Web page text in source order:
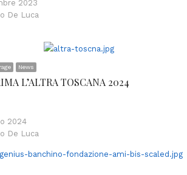
2023
De Luca
News
L’ALTRA TOSCANA 2024
2024
De Luca